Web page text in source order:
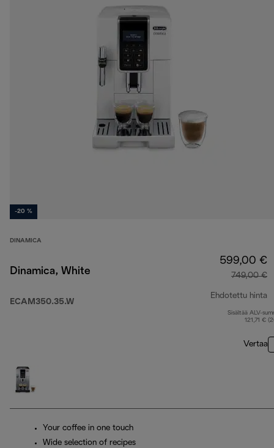
-20 %
DINAMICA
Dinamica, White
ECAM350.35.W
599,00 €
749,00 €
Ehdotettu hinta
Sisältää ALV-
121,71 €
Vertaa
Your coffee in one touch
Wide selection of recipes